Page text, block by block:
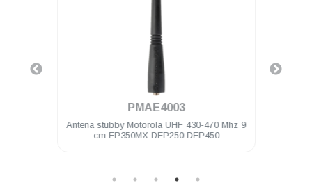
.
PMAE4003
Antena stubby Motorola UHF 430-470 Mhz 9
cm EP350MX DEP250 DEP450